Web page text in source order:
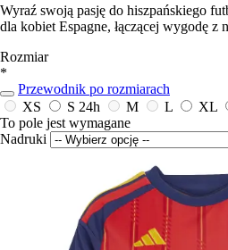
Wyraź swoją pasję do hiszpańskiego
dla kobiet Espagne, łączącej wygodę z
Rozmiar
*
Przewodnik po rozmiarach
XS
S 24h M L XL
To pole jest wymagane
Nadruki